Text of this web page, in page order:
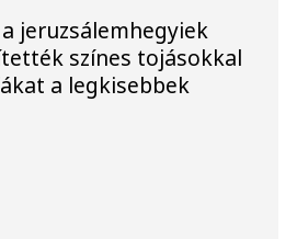
jeruzsálemhegyiek
színes tojásokkal
a legkisebbek